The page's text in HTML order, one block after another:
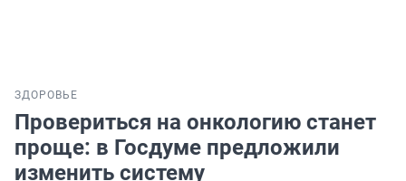
ЗДОРОВЬЕ
Провериться на онкологию станет
проще: в Госдуме предложили
изменить систему